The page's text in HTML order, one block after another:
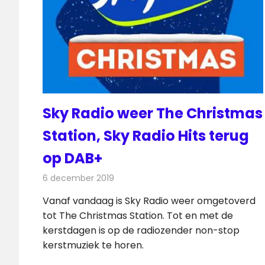
Sky Radio weer The Christmas
Station, Sky Radio Hits terug
op DAB+
6 december 2019
Vanaf vandaag is Sky Radio weer omgetoverd
tot The Christmas Station. Tot en met de
kerstdagen is op de radiozender non-stop
kerstmuziek te horen.